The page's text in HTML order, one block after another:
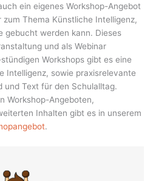
ein eigenes Workshop-Angebot
Thema Künstliche Intelligenz,
gebucht werden kann. Dieses
und als Webinar
Workshops gibt es eine
Intelligenz, sowie praxisrelevante
und Text für den Schulalltag.
Workshop-Angeboten,
Inhalten gibt es in unserem
.